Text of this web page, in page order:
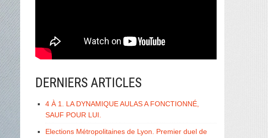
DERNIERS ARTICLES
4 À 1. LA DYNAMIQUE AULAS A FONCTIONNÉ,
SAUF POUR LUI.
Elections Métropolitaines de Lyon. Premier duel de